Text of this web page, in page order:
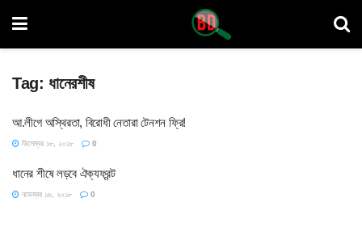
Tag: ধানেরশীষ
আ.লীগে অস্থিরতা, বিরোধী নেতারা টেনশন ফ্রি!
ডিসেম্বর ১৮, ২০১৮ 0
ধানের শীষে লড়বে ঐক্যফ্রন্ট
নভেম্বর ১৬, ২০১৮ 0